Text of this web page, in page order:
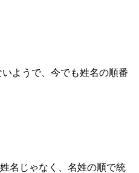
ようで、今でも姓名の順番
名じゃなく、名姓の順で統